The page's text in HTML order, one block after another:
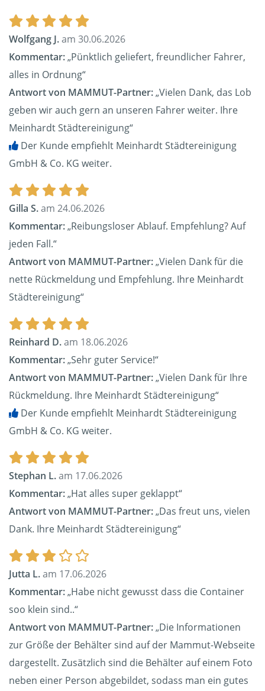
Wolfgang J.am 30.06.2026
Kommentar:„Pünktlich geliefert, freundlicher Fahrer,
alles in Ordnung“
Antwort von MAMMUT-Partner:„Vielen Dank, das Lob
geben wir auch gern an unseren Fahrer weiter. Ihre
Meinhardt Städtereinigung“
Der Kunde empfiehlt Meinhardt Städtereinigung
GmbH & Co. KG weiter.
Gilla S.am 24.06.2026
Kommentar:„Reibungsloser Ablauf. Empfehlung? Auf
jeden Fall.“
Antwort von MAMMUT-Partner:„Vielen Dank für die
nette Rückmeldung und Empfehlung. Ihre Meinhardt
Städtereinigung“
Reinhard D.am 18.06.2026
Kommentar:„Sehr guter Service!“
Antwort von MAMMUT-Partner:„Vielen Dank für Ihre
Rückmeldung. Ihre Meinhardt Städtereinigung“
Der Kunde empfiehlt Meinhardt Städtereinigung
GmbH & Co. KG weiter.
Stephan L.am 17.06.2026
Kommentar:„Hat alles super geklappt“
Antwort von MAMMUT-Partner:„Das freut uns, vielen
Dank. Ihre Meinhardt Städtereinigung“
Jutta L.am 17.06.2026
Kommentar:„Habe nicht gewusst dass die Container
soo klein sind..“
Antwort von MAMMUT-Partner:„Die Informationen
zur Größe der Behälter sind auf der Mammut-Webseite
dargestellt. Zusätzlich sind die Behälter auf einem Foto
neben einer Person abgebildet, sodass man ein gutes